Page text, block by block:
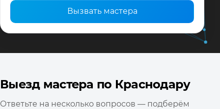
Вызвать мастера
Выезд мастера по Краснодару
Ответьте на несколько вопросов — подберём